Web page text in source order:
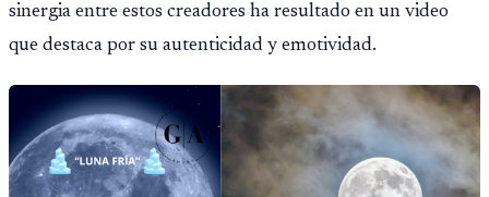
sinergia entre estos creadores ha resultado en un video
que destaca por su autenticidad y emotividad.